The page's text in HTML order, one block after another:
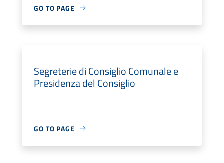
GO TO PAGE
Segreterie di Consiglio Comunale e
Presidenza del Consiglio
GO TO PAGE